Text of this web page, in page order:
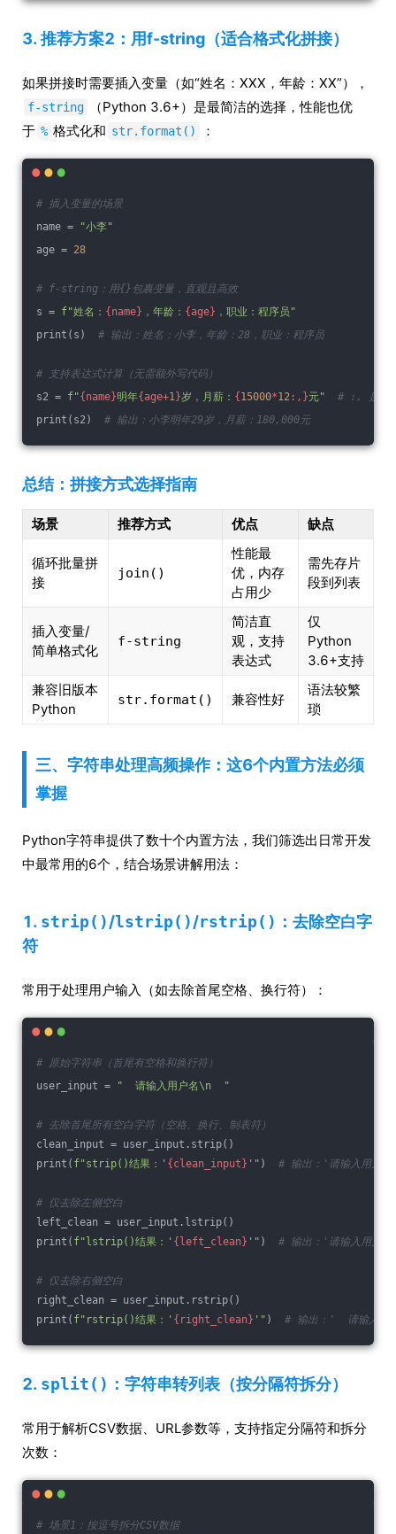
3. 推荐方案2：用f-string（适合格式化拼接）
如果拼接时需要插入变量（如“姓名：XXX，年龄：XX”），
f-string
（Python 3.6+）是最简洁的选择，性能也优
于 % 格式化和 str.format() ：
# 插入变量的场景
name =
"小李"
age = 28
# f-string：用{}包裹变量，直观且高效
s = f"姓名： {name} ，年龄： {age} ，职业：程序员"
print(s) # 输出：姓名：小李，年龄：28，职业：程序员
# 支持表达式计算（无需额外写代码）
s2 = f"{name}明年{age+1}岁，月薪： { 15000*12:,}元"
# :, 是数
print(s2) # 输出：小李明年29岁，月薪：180,000元
总结：拼接方式选择指南
场景 推荐方式 优点 缺点
循环批量拼
接
join()
性能最
优，内存
占用少
需先存片
段到列表
插入变量/
简单格式化
f-string
简洁直
观，支持
表达式
仅
Python
3.6+支持
兼容旧版本
Python
str.format() 兼容性好
语法较繁
琐
三、字符串处理高频操作：这6个内置方法必须
掌握
Python字符串提供了数十个内置方法，我们筛选出日常开发
中最常用的6个，结合场景讲解用法：
1. strip()/lstrip()/rstrip() ：去除空白字
符
常用于处理用户输入（如去除首尾空格、换行符）：
# 原始字符串（首尾有空格和换行符）
user_input =
"  请输入用户名\n  "
# 去除首尾所有空白字符（空格、换行、制表符）
clean_input = user_input.strip()
print( f"strip()结果：' {clean_input} '" ) # 输出：'请输入用户
# 仅去除左侧空白
left_clean = user_input.lstrip()
print( f"lstrip()结果：' {left_clean} '" ) # 输出：'请输入用户
# 仅去除右侧空白
right_clean = user_input.rstrip()
print( f"rstrip()结果：' {right_clean} '" ) # 输出：'  请输入用
2. split() ：字符串转列表（按分隔符拆分）
常用于解析CSV数据、URL参数等，支持指定分隔符和拆分
次数：
# 场景1：按逗号拆分CSV数据